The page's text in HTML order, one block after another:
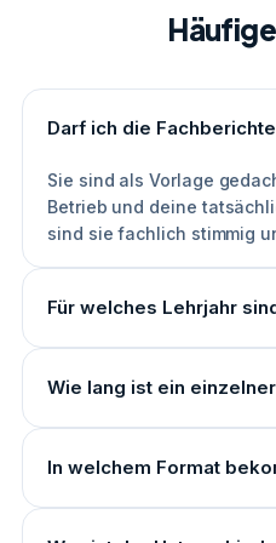
Darf ich die
Sie sind als Vorlage
Betrieb und deine
sind sie fachlich stimmig
Für welches Lehrjahr
Wie lang ist ein
In welchem Format